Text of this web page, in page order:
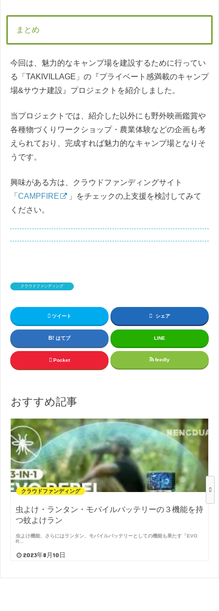
まとめ
今回は、魅力的なキャンプ場を建設するために行ってい
る「TAKIVILLAGE」の『プライベート感満載のキャンプ
場&サウナ建設』プロジェクトを紹介しました。
当プロジェクトでは、紹介した以外にも野外映画鑑賞や
各種物づくりワークショップ・農業体験などの企画も考
えられており、完成すれば魅力的なキャンプ場となりそ
うです。
興味がある方は、クラウドファンディングサイト
「 CAMPFIRE
」をチェックの上支援を検討してみて
ください。
クラウドファンディング
ツイート シェア
はてブ LINE
Pocket feedly
おすすめ記事
クラウドファンディング
虫よけ・ランタン・モバイルバッテリーの３機能を持
つ蚊よけラン
虫よけ機能、さらにはランタン、モバイルバッテリーとしての機能も果たす「EVO
R…
2023年8月10日